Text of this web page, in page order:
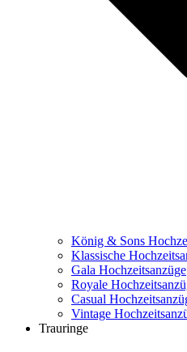
König & Sons
Klassische
Gala Hochzeitsanzüge
Royale
Casual
Vintage
Trauringe